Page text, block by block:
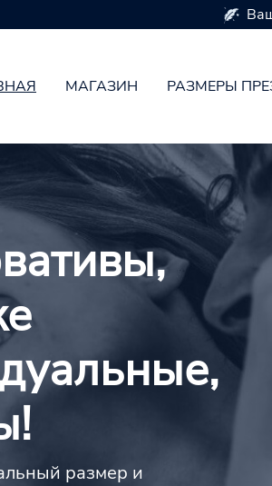
МАГАЗИН РАЗМЕРЫ
размер и